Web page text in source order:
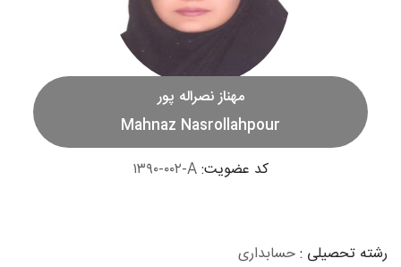
مهناز نصراله پور
Mahnaz Nasrollahpour
کد عضویت:۱۳۹۰-۰۰۲-A
رشته تحصیلی :حسابداری